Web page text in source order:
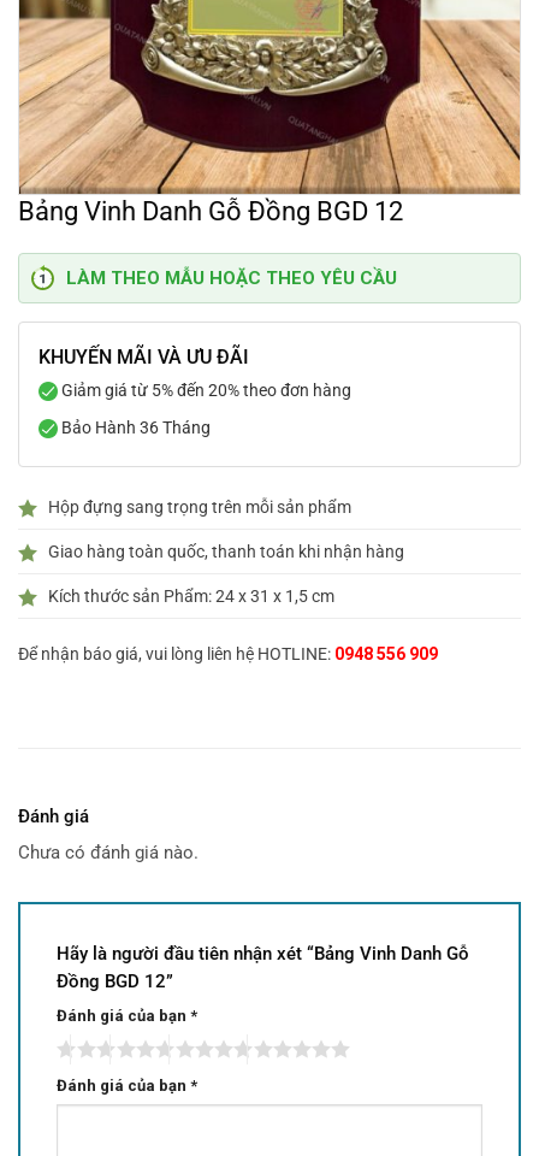
Bảng Vinh Danh Gỗ Đồng BGD 12
LÀM THEO MẪU HOẶC THEO YÊU CẦU
KHUYẾN MÃI VÀ ƯU ĐÃI
Giảm giá từ 5% đến 20% theo đơn hàng
Bảo Hành 36 Tháng
Hộp đựng sang trọng trên mỗi sản phẩm
Giao hàng toàn quốc, thanh toán khi nhận hàng
Kích thước sản Phẩm: 24 x 31 x 1,5 cm
Để nhận báo giá, vui lòng liên hệ HOTLINE: 0948 556 909
Đánh giá
Chưa có đánh giá nào.
Hãy là người đầu tiên nhận xét “Bảng Vinh Danh Gỗ
Đồng BGD 12”
Đánh giá của bạn *
Đánh giá của bạn *